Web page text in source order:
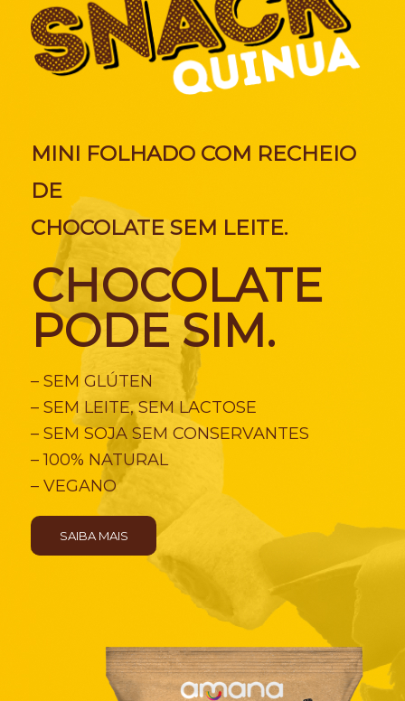
MINI FOLHADO COM RECHEIO
DE
CHOCOLATE SEM LEITE.
CHOCOLATE
PODE SIM.
– SEM GLÚTEN
– SEM LEITE, SEM LACTOSE
– SEM SOJA SEM CONSERVANTES
– 100% NATURAL
– VEGANO
SAIBA MAIS